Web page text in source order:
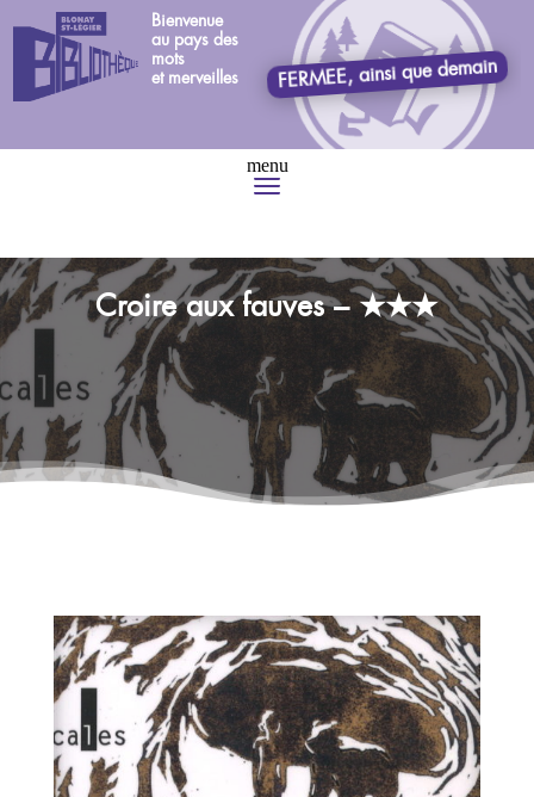
Bienvenue
au pays des
mots
et merveilles
FERMEE, ainsi que demain
Croire aux fauves – ★★★